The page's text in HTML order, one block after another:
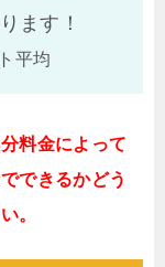
ます！
平均
料金によって
できるかどう
。